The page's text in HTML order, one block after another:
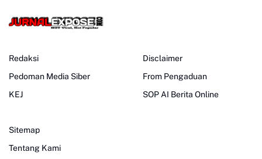
Redaksi
Pedoman Media Siber
KEJ
Disclaimer
From Pengaduan
SOP AI Berita Online
Sitemap
Tentang Kami